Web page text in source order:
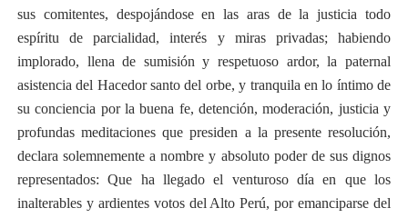
sus comitentes, despojándose en las aras de la justicia todo
espíritu de parcialidad, interés y miras privadas; habiendo
implorado, llena de sumisión y respetuoso ardor, la paternal
asistencia del Hacedor santo del orbe, y tranquila en lo íntimo de
su conciencia por la buena fe, detención, moderación, justicia y
profundas meditaciones que presiden a la presente resolución,
declara solemnemente a nombre y absoluto poder de sus dignos
representados: Que ha llegado el venturoso día en que los
inalterables y ardientes votos del Alto Perú, por emanciparse del